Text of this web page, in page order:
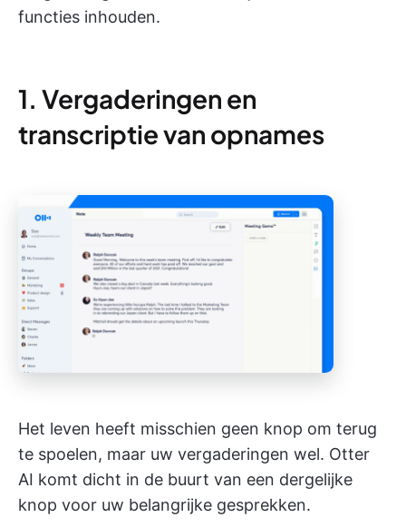
functies inhouden.
1. Vergaderingen en
transcriptie van opnames
Het leven heeft misschien geen knop om terug
te spoelen, maar uw vergaderingen wel. Otter
AI komt dicht in de buurt van een dergelijke
knop voor uw belangrijke gesprekken.